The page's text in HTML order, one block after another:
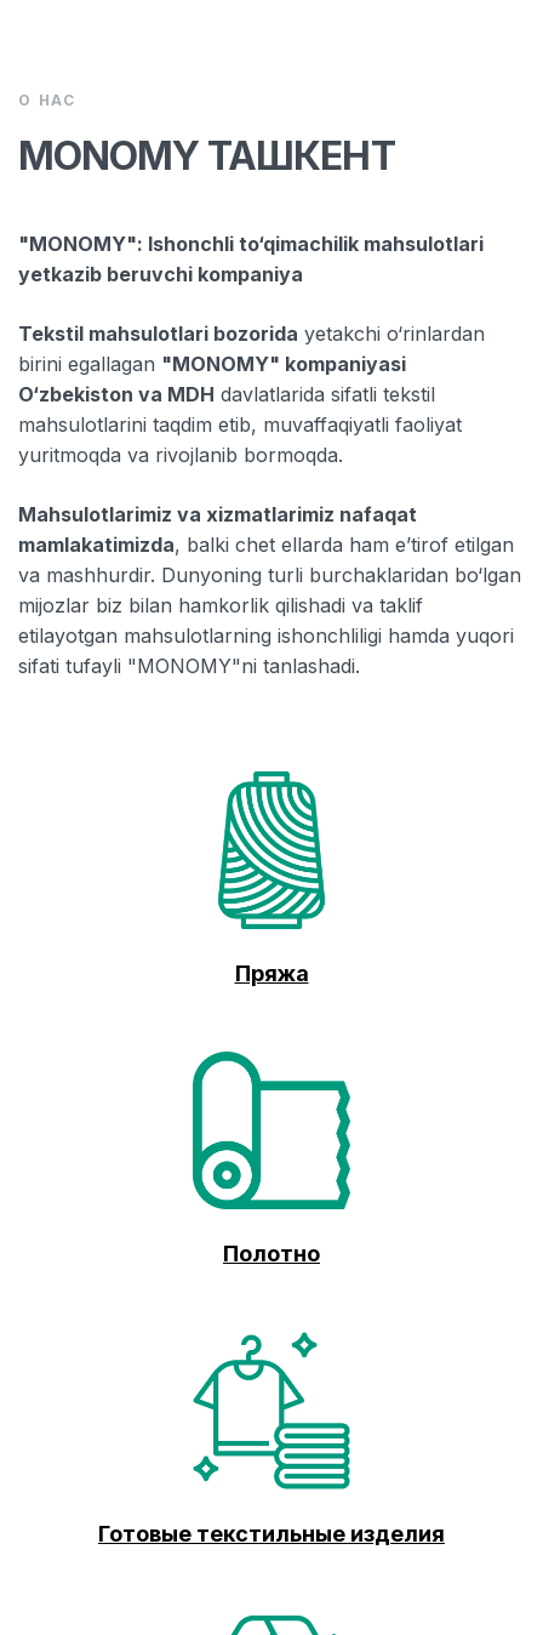
О НАС
MONOMY ТАШКЕНТ
"MONOMY": Ishonchli to‘qimachilik mahsulotlari
yetkazib beruvchi kompaniya
Tekstil mahsulotlari bozorida yetakchi o‘rinlardan
birini egallagan "MONOMY" kompaniyasi
O‘zbekiston va MDH davlatlarida sifatli tekstil
mahsulotlarini taqdim etib, muvaffaqiyatli faoliyat
yuritmoqda va rivojlanib bormoqda.
Mahsulotlarimiz va xizmatlarimiz nafaqat
mamlakatimizda, balki chet ellarda ham e’tirof etilgan
va mashhurdir. Dunyoning turli burchaklaridan bo‘lgan
mijozlar biz bilan hamkorlik qilishadi va taklif
etilayotgan mahsulotlarning ishonchliligi hamda yuqori
sifati tufayli "MONOMY"ni tanlashadi.
Пряжа
Полотно
Готовые текстильные изделия